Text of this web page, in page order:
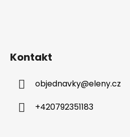
Kontakt
objednavky@eleny.cz
+420792351183